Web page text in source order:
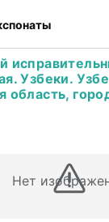
Узбеки.
область,
Нет